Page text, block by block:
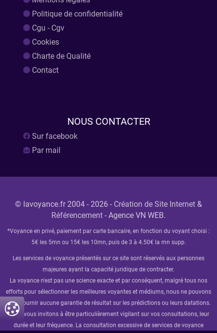
Politique de confidentialité
Cgu - Cgv
Cookies
Charte de Qualité
Contact
NOUS CONTACTER
Sur facebook
Par mail
© lavoyance.fr 2004 - 2026 - Création de Site Internet &
Référencement - Agence VN WEB.
*Voyance en privé, paiement par carte bancaire, en fonction du voyant choisi :
5€ les 5mn ou 15€ les 10mn, puis de 3 à 4.50€ la mn supp.
Les services de voyance présentés sur ce site sont réservés aux personnes
majeures ayant la capacité juridique de contracter.
La voyance n'est pas une science exacte et par conséquent, malgré tous nos
efforts pour sélectionner les meilleures voyantes et médiums, nous ne pouvons
vous fournir aucune garantie de résultat sur les prédictions ou leurs datations.
Nous vous invitons à être particulièrement vigilant sur vos consultations, leur
durée et leur fréquence. La consultation excessive de services de voyance